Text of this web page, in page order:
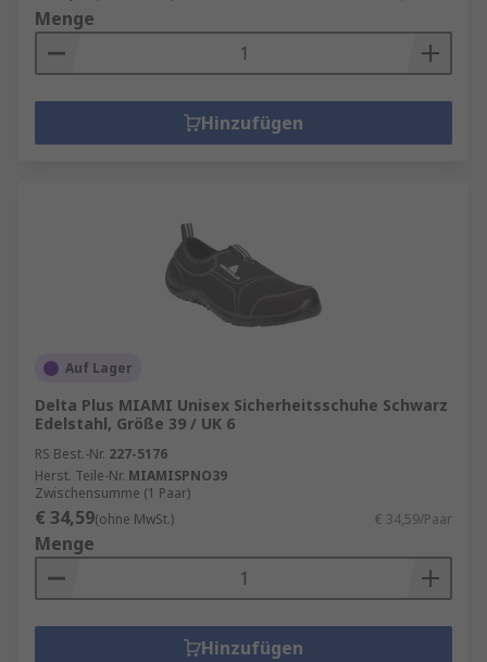
Menge
Hinzufügen
Auf Lager
Delta Plus MIAMI Unisex Sicherheitsschuhe Schwarz
Edelstahl, Größe 39 / UK 6
RS Best.-Nr. 227-5176
Herst. Teile-Nr. MIAMISPNO39
Zwischensumme (1 Paar)
€ 34,59(ohne MwSt.) € 34,59/Paar
Menge
Hinzufügen